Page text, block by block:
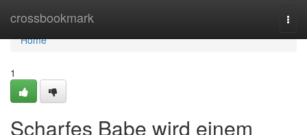
crossbookmark
Home
Home
1
Scharfes Babe wird einem